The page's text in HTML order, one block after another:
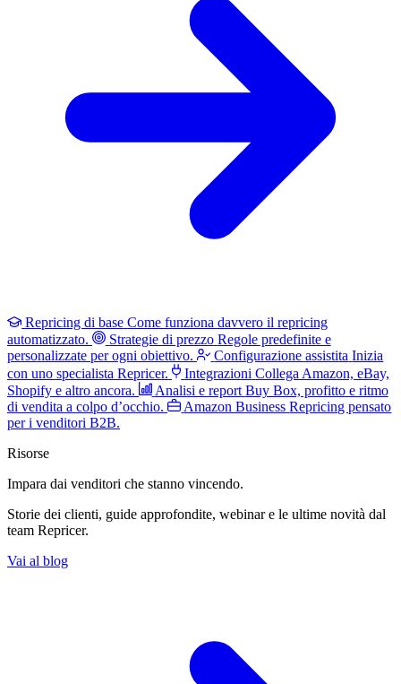
Repricing di base Come funziona davvero il repricing
automatizzato.
Strategie di prezzo Regole predefinite e
personalizzate per ogni obiettivo.
Configurazione assistita Inizia
con uno specialista Repricer.
Integrazioni Collega Amazon, eBay,
Shopify e altro ancora.
Analisi e report Buy Box, profitto e ritmo
di vendita a colpo d’occhio.
Amazon Business Repricing pensato
per i venditori B2B.
Risorse
Impara dai venditori che stanno vincendo.
Storie dei clienti, guide approfondite, webinar e le ultime novità dal
team Repricer.
Vai al blog